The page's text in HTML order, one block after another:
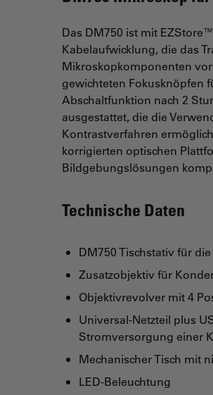
Das DM750 ist mit
Kabelaufwicklung, die das
Mikroskopkomponenten
gewichteten Fokusknöpfen
Abschaltfunktion nach 2
ausgestattet, die die
Kontrastverfahren
korrigierten optischen
Bildgebungslösungen
Technische Daten
DM750 Tischstativ für
Zusatzobjektiv für
Objektivrevolver mit 4
Universal-Netzteil plus
Stromversorgung einer
Mechanischer Tisch mit
LED-Beleuchtung